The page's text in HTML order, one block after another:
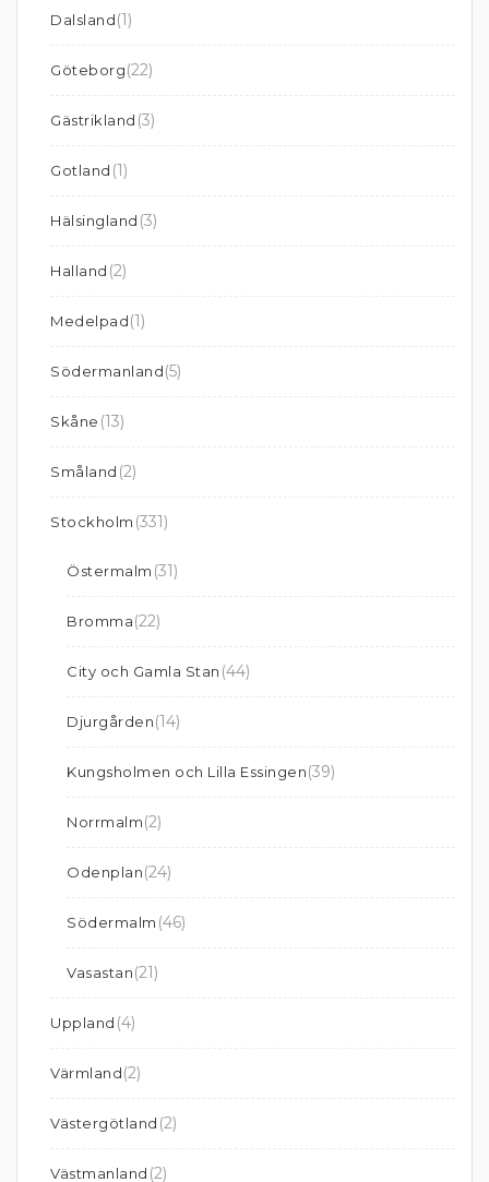
Dalsland(1)
Göteborg(22)
Gästrikland (3)
Gotland (1)
Hälsingland (3)
Halland (2)
Medelpad(1)
Södermanland(5)
Skåne (13)
Småland (2)
Stockholm (331)
Östermalm (31)
Bromma(22)
City och Gamla Stan (44)
Djurgården(14)
Kungsholmen och Lilla Essingen(39)
Norrmalm(2)
Odenplan(24)
Södermalm (46)
Vasastan(21)
Uppland (4)
Värmland(2)
Västergötland (2)
Västmanland (2)